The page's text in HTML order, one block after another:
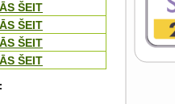
ŠEIT
ŠEIT
ŠEIT
ŠEIT